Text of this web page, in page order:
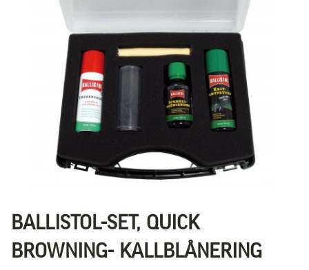
BALLISTOL-SET, QUICK
BROWNING- KALLBLÅNERING